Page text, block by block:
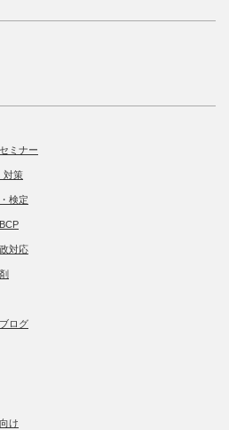
ミナー
対策
検定
対応
ログ
け